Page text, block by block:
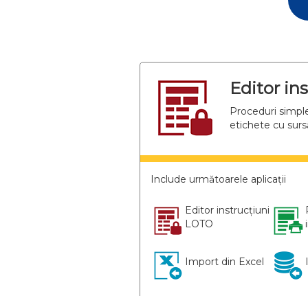
Editor
Proceduri
etichete cu
Include următoarele aplicații
Editor instrucțiuni
LOTO
Import din Excel